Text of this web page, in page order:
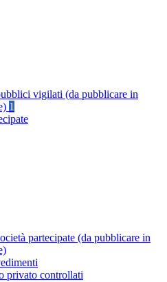
vigilati (da pubblicare in
1
partecipate (da pubblicare in
privato controllati